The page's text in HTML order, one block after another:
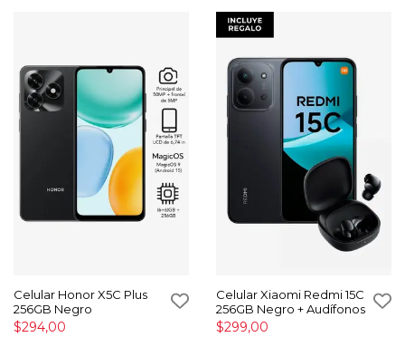
Celular Honor X5C Plus
256GB Negro
$294,00
Celular Xiaomi Redmi 15C
256GB Negro + Audífonos
$299,00